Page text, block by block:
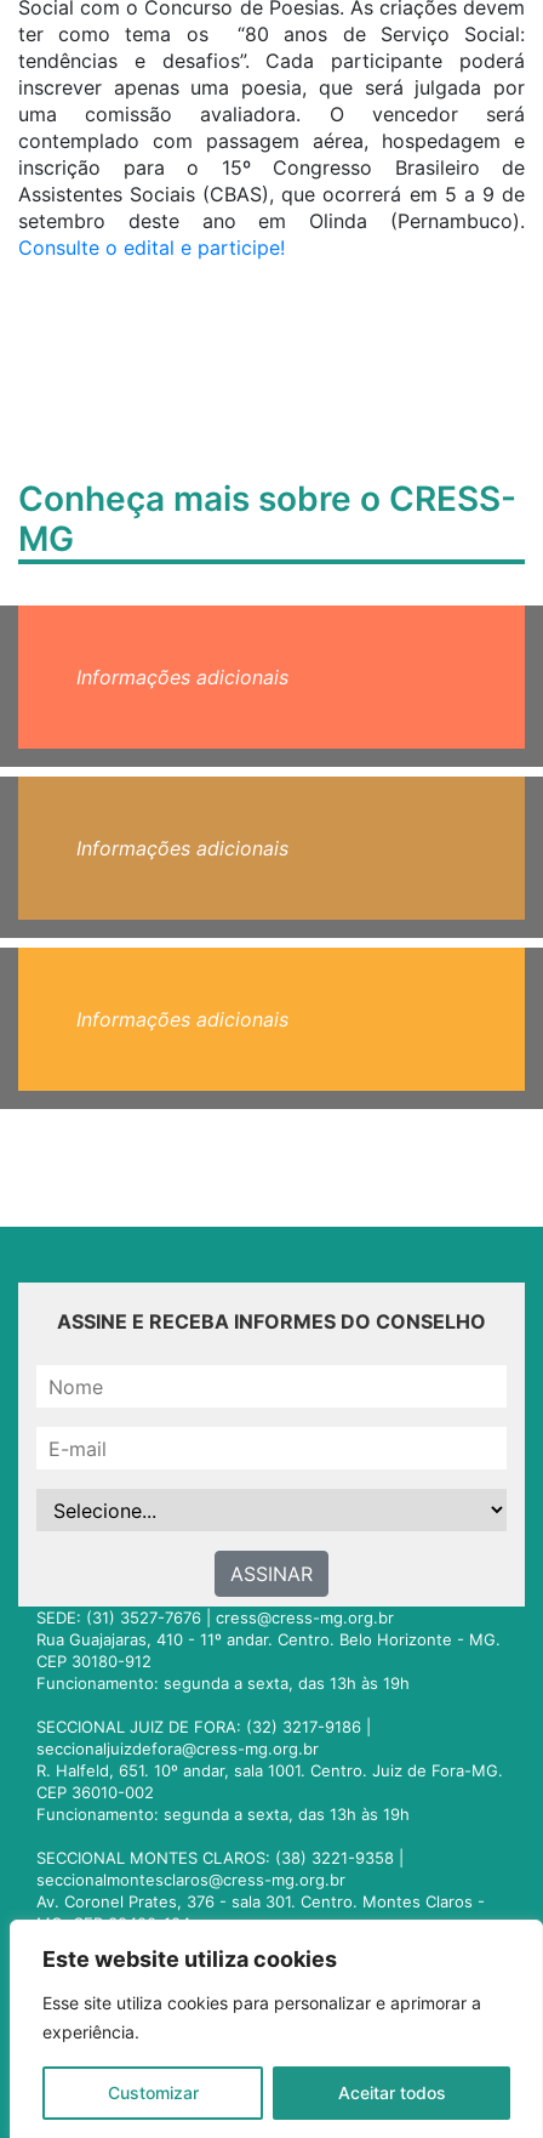
Este website utiliza cookies
Esse site utiliza cookies para personalizar e aprimorar a
experiência.
Customizar Aceitar todos
Social com o Concurso de Poesias. As criações devem
ter como tema os “80 anos de Serviço Social:
tendências e desafios”. Cada participante poderá
inscrever apenas uma poesia, que será julgada por
uma comissão avaliadora. O vencedor será
contemplado com passagem aérea, hospedagem e
inscrição para o 15º Congresso Brasileiro de
Assistentes Sociais (CBAS), que ocorrerá em 5 a 9 de
setembro deste ano em Olinda (Pernambuco).
Consulte o edital e participe!
Conheça mais sobre o CRESS-
MG
Informações adicionais
Informações adicionais
Informações adicionais
ASSINE E RECEBA INFORMES DO CONSELHO
ASSINAR
SEDE: (31) 3527-7676 | cress@cress-mg.org.br
Rua Guajajaras, 410 - 11º andar. Centro. Belo Horizonte - MG.
CEP 30180-912
Funcionamento: segunda a sexta, das 13h às 19h
SECCIONAL JUIZ DE FORA: (32) 3217-9186 |
seccionaljuizdefora@cress-mg.org.br
R. Halfeld, 651. 10º andar, sala 1001. Centro. Juiz de Fora-MG.
CEP 36010-002
Funcionamento: segunda a sexta, das 13h às 19h
SECCIONAL MONTES CLAROS: (38) 3221-9358 |
seccionalmontesclaros@cress-mg.org.br
Av. Coronel Prates, 376 - sala 301. Centro. Montes Claros -
MG. CEP 39400-104
seccionaluberlandia@cress-mg.org.br
Av. Afonso Pena, 547 - sala 101. Uberlândia - MG. CEP